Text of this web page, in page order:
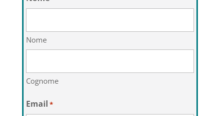
Nome
Cognome
Email *